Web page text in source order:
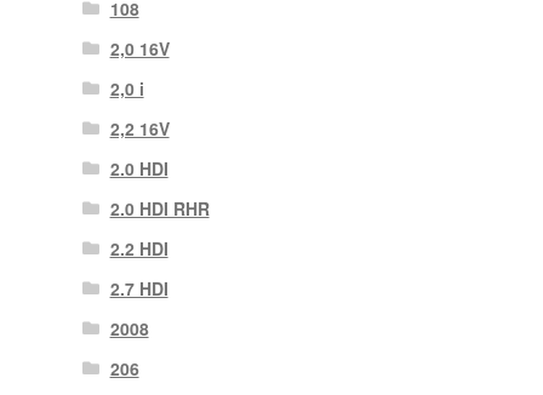
108
2,0 16V
2,0 i
2,2 16V
2.0 HDI
2.0 HDI RHR
2.2 HDI
2.7 HDI
2008
206